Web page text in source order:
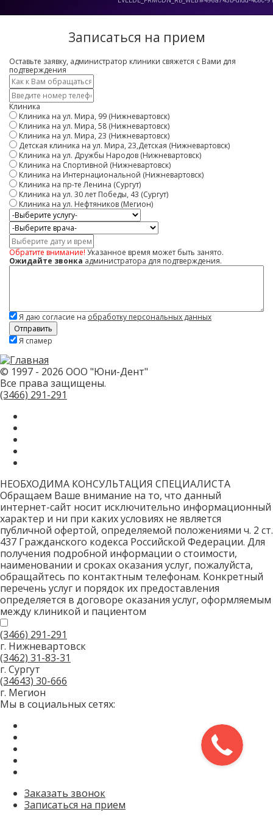
Записаться на прием
Оставьте заявку, администратор клиники свяжется с Вами для
подтверждения
Имя
*
Контактный
телефон
*
Клиника
Клиника на ул. Мира, 99 (Нижневартовск)
Клиника на ул. Мира, 58 (Нижневартовск)
Клиника на ул. Мира, 23 (Нижневартовск)
Детская клиника на ул. Мира, 23,Детская (Нижневартовск)
Клиника на ул. Дружбы Народов (Нижневартовск)
Клиника на Спортивной (Нижневартовск)
Клиника на Интернациональной (Нижневартовск)
Клиника на пр-те Ленина (Сургут)
Клиника на ул. 30 лет Победы, 43 (Сургут)
Клиника на ул. Нефтяников (Мегион)
Услуга
Врач
Дата
и
время
Обратите внимание! Указанное время может быть занято.
Ожидайте звонка администратора для подтверждения.
Комментарий
Я даю согласие на обработку персональных данных
Скажите,
не
заполняйте
это
поле.
CAPTCHA
только
роботов!
Я спамер
© 1997 - 2026 ООО "Юни-Дент"
Все права защищены.
(3466) 291-291
НЕОБХОДИМА КОНСУЛЬТАЦИЯ СПЕЦИАЛИСТА
Обращаем Ваше внимание на то, что данный
интернет-сайт носит исключительно информационный
характер и ни при каких условиях не является
публичной офертой, определяемой положениями ч. 2 ст.
437 Гражданского кодекса Российской Федерации. Для
получения подробной информации о стоимости,
наименовании и сроках оказания услуг, пожалуйста,
обращайтесь по контактным телефонам. Конкретный
перечень услуг и порядок их предоставления
определяется в договоре оказания услуг, оформляемым
между клиникой и пациентом
(3466) 291-291
г. Нижневартовск
(3462) 31-83-31
г. Сургут
(34643) 30-666
г. Мегион
Мы в социальных сетях:
Заказать звонок
Записаться на прием